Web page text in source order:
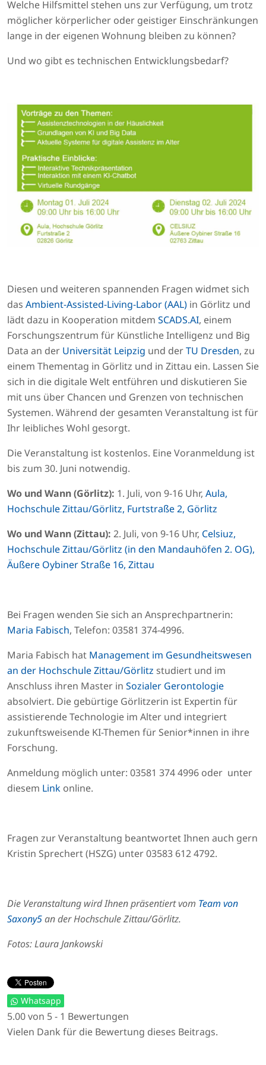
Welche Hilfsmittel stehen uns zur Verfügung, um trotz
möglicher körperlicher oder geistiger Einschränkungen
lange in der eigenen Wohnung bleiben zu können?
Und wo gibt es technischen Entwicklungsbedarf?
Diesen und weiteren spannenden Fragen widmet sich
das Ambient-Assisted-Living-Labor (AAL) in Görlitz und
lädt dazu in Kooperation mitdem SCADS.AI, einem
Forschungszentrum für Künstliche Intelligenz und Big
Data an der Universität Leipzig und derTU Dresden, zu
einem Thementag in Görlitz und in Zittau ein. Lassen Sie
sich in die digitale Welt entführen und diskutieren Sie
mit uns über Chancen und Grenzen von technischen
Systemen. Während der gesamten Veranstaltung ist für
Ihr leibliches Wohl gesorgt.
Die Veranstaltung ist kostenlos. Eine Voranmeldung ist
bis zum 30. Juni notwendig.
Wo und Wann (Görlitz): 1. Juli, von 9-16 Uhr, Aula,
Hochschule Zittau/Görlitz, Furtstraße 2, Görlitz
Wo und Wann (Zittau): 2. Juli, von 9-16 Uhr, Celsiuz,
Hochschule Zittau/Görlitz (in den Mandauhöfen 2. OG),
Äußere Oybiner Straße 16, Zittau
Bei Fragen wenden Sie sich an Ansprechpartnerin:
Maria Fabisch, Telefon: 03581 374-4996.
Maria Fabisch hat Management im Gesundheitswesen
an der Hochschule Zittau/Görlitz studiert und im
Anschluss ihren Master in Sozialer Gerontologie
absolviert. Die gebürtige Görlitzerin ist Expertin für
assistierende Technologie im Alter und integriert
zukunftsweisende KI-Themen für Senior*innen in ihre
Forschung.
Anmeldung möglich unter: 03581 374 4996 oder unter
diesem Link online.
Fragen zur Veranstaltung beantwortet Ihnen auch gern
Kristin Sprechert (HSZG) unter 03583 612 4792.
Die Veranstaltung wird Ihnen präsentiert vom Team von
Saxony5an der Hochschule Zittau/Görlitz.
Fotos: Laura Jankowski
Whatsapp
5.00 von 5 - 1 Bewertungen
Vielen Dank für die Bewertung dieses Beitrags.